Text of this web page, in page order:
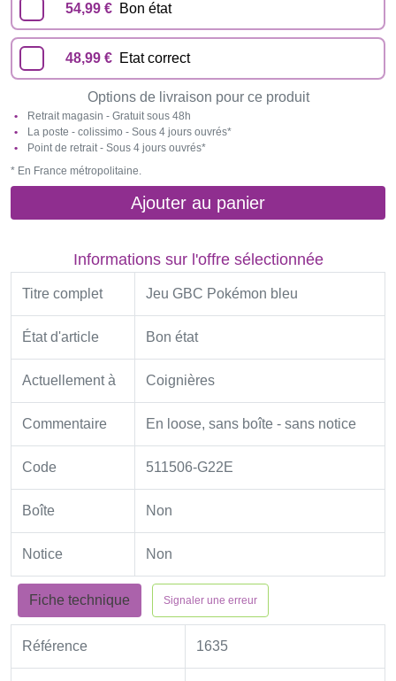
54,99 € Bon état
48,99 € Etat correct
Options de livraison pour ce produit
Retrait magasin - Gratuit sous 48h
La poste - colissimo - Sous 4 jours ouvrés*
Point de retrait - Sous 4 jours ouvrés*
* En France métropolitaine.
Ajouter au panier
Informations sur l'offre sélectionnée
Titre complet Jeu GBC Pokémon bleu
État d'article Bon état
Actuellement à Coignières
Commentaire En loose, sans boîte - sans notice
Code 511506-G22E
Boîte Non
Notice Non
Fiche technique Signaler une erreur
Référence 1635